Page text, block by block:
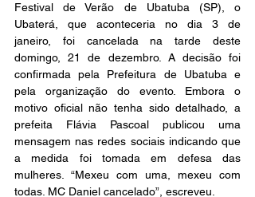
Festival de Verão de Ubatuba (SP), o
Ubaterá, que aconteceria no dia 3 de
janeiro, foi cancelada na tarde deste
domingo, 21 de dezembro. A decisão foi
confirmada pela Prefeitura de Ubatuba e
pela organização do evento. Embora o
motivo oficial não tenha sido detalhado, a
prefeita Flávia Pascoal publicou uma
mensagem nas redes sociais indicando que
a medida foi tomada em defesa das
mulheres. “Mexeu com uma, mexeu com
todas. MC Daniel cancelado”, escreveu.